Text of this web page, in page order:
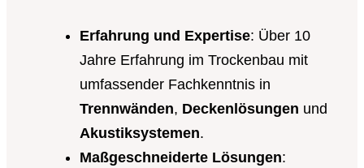
Erfahrung und Expertise: Über 10
Jahre Erfahrung im Trockenbau mit
umfassender Fachkenntnis in
Trennwänden, Deckenlösungen und
Akustiksystemen.
Maßgeschneiderte Lösungen: